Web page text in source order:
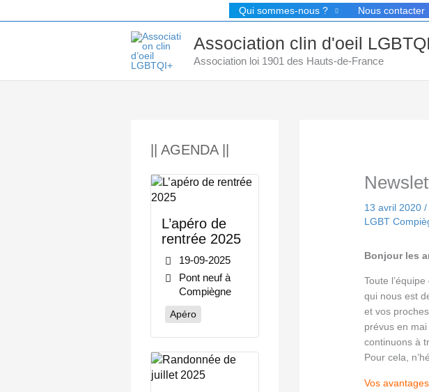
au
Qui sommes-nous ? Nous contacter
Association clin d'oeil
Association loi 1901 des Hauts-de-France
|| AGENDA ||
L’apéro de
rentrée 2025
19-09-2025
Pont neuf à
Compiègne
Apéro
13 avril 2020/
LGBT
Bonjour les
Toute
qui nous est
et vos
prévus en
continuons à
Pour cela,
Vos